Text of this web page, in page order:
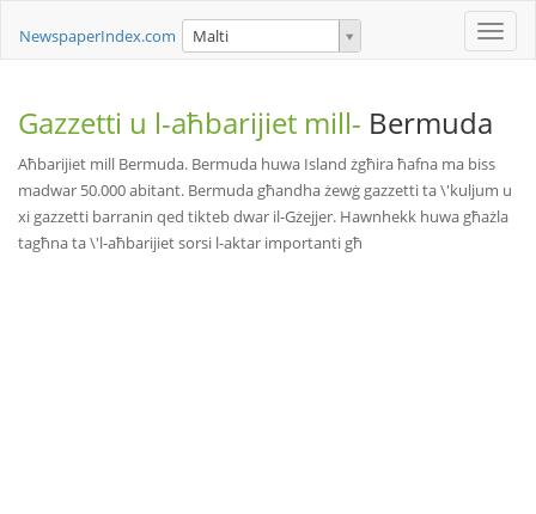
Toggle
NewspaperIndex.com Malti
Gazzetti u l-aħbarijiet mill- Bermuda
Aħbarijiet mill Bermuda. Bermuda huwa Island żgħira ħafna ma biss
madwar 50.000 abitant. Bermuda għandha żewġ gazzetti ta \'kuljum u
xi gazzetti barranin qed tikteb dwar il-Gżejjer. Hawnhekk huwa għażla
tagħna ta \'l-aħbarijiet sorsi l-aktar importanti għ